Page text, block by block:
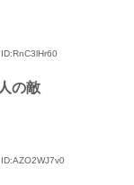
ID:RnC3lHr60
の敵
ID:AZO2WJ7v0